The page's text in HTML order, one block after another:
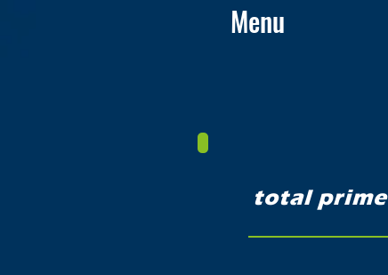
Menu
total prime